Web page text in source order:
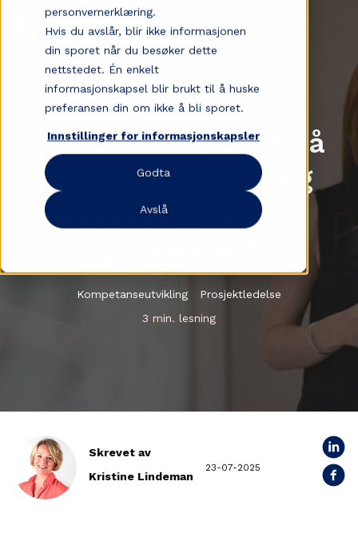
personvernerklæring.
Hvis du avslår, blir ikke informasjonen
din sporet når du besøker dette
nettstedet. Én enkelt
informasjonskapsel blir brukt til å huske
preferansen din om ikke å bli sporet.
Innstillinger for informasjonskapsler
Godta
Avslå
Hva er forskjellen på
suksessfaktorer og
suksesskriterier i
Kompetanseutvikling
Prosjektledelse
3 min. lesning
Skrevet av
Kristine Lindeman
23-07-2025